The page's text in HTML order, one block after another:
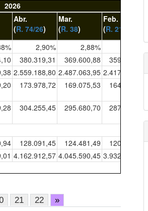
2026
Abr.
(R. 74/26)
Mar.
(R. 38)
Feb.
(R. 21
2,90% 2,88%
380.319,31 369.600,88 359.254,35
2.559.188,80 2.487.063,95 2.417.441,63
173.978,72 169.075,53 164.342,47
304.255,45 295.680,70 287.403,48
128.091,45 124.481,49 120.996,78
4.162.912,57 4.045.590,45 3.932.339,08
21 22 »